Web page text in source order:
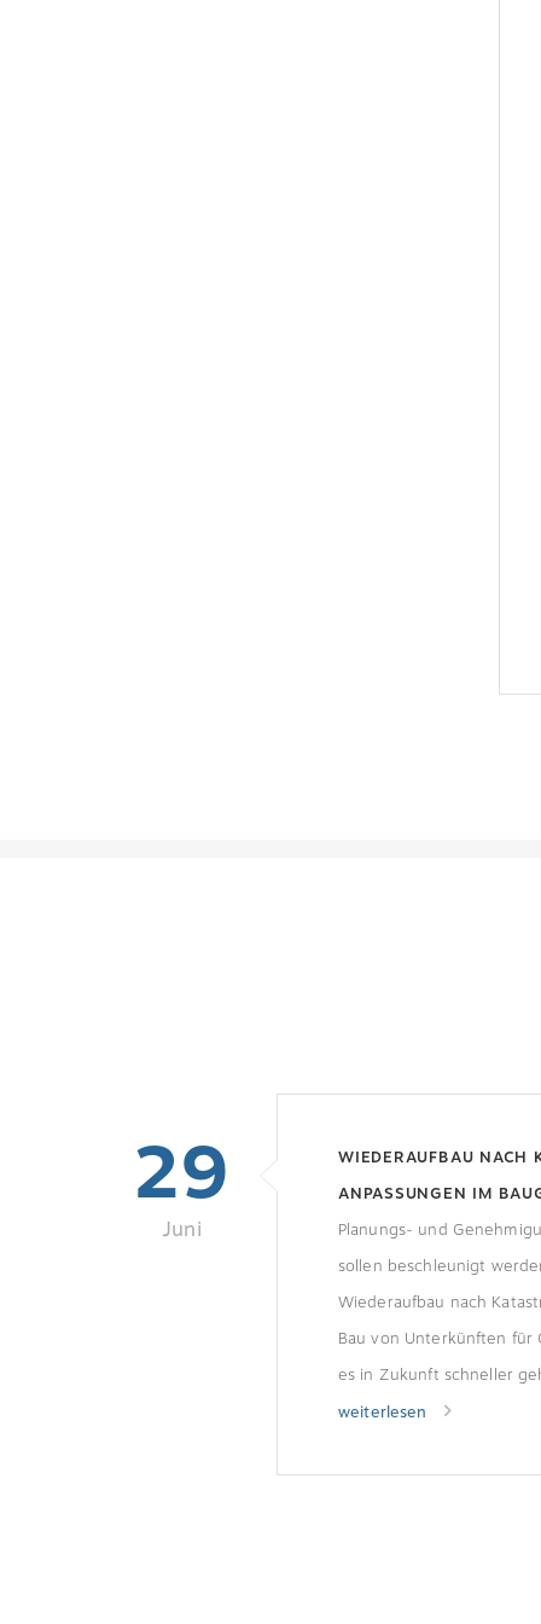
29
Juni
WIEDERAUFBAU NACH
ANPASSUNGEN IM
Planungs- und
sollen beschleunigt
Wiederaufbau nach
Bau von Unterkünften für
es in Zukunft schneller
Bundesrat hat den
zugestimmt.
weiterlesen